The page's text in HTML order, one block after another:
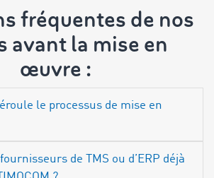
fréquentes de nos
avant la mise en
œuvre :
le processus de mise en
de TMS ou d’ERP déjà